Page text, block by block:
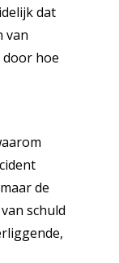
dat
van
hoe
de
schuld